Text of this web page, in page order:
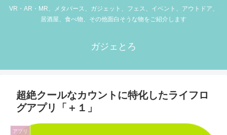
VR・AR・MR、メタバース、ガジェット、フェス、イベント、アウトドア、
居酒屋、食べ物、その他面白そうな物をご紹介します
ガジェとろ
超絶クールなカウントに特化したライフロ
グアプリ「＋１」
アプリ